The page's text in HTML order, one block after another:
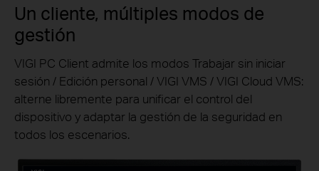
Un cliente, múltiples modos de
gestión
VIGI PC Client admite los modos Trabajar sin iniciar
sesión / Edición personal / VIGI VMS / VIGI Cloud VMS:
alterne libremente para unificar el control del
dispositivo y adaptar la gestión de la seguridad en
todos los escenarios.